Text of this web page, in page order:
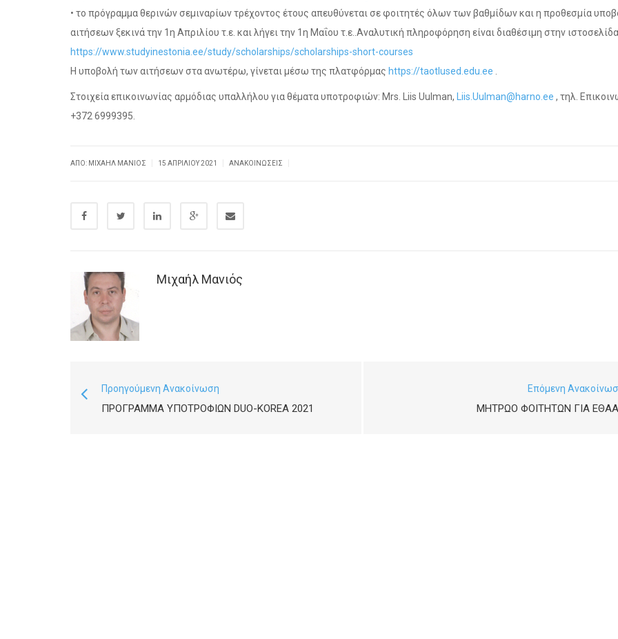
• το πρόγραμμα θερινών σεμιναρίων τρέχοντος έτους απευθύνεται σε φοιτητές όλων των βαθμίδων και η προθεσμία
αιτήσεων ξεκινά την 1η Απριλίου τ.ε. και λήγει την 1η Μαΐου τ.ε..Αναλυτική πληροφόρηση είναι διαθέσιμη στην
https://www.studyinestonia.ee/study/scholarships/scholarships-short-courses
Η υποβολή των αιτήσεων στα ανωτέρω, γίνεται μέσω της πλατφόρμας https://taotlused.edu.ee
Στοιχεία επικοινωνίας αρμόδιας υπαλλήλου για θέματα υποτροφιών: Mrs. Liis Uulman, Liis.Uulman@harno.ee , τηλ.
+372 6999395.
ΑΠΌ: ΜΙΧΑΉΛ ΜΑΝΙΌΣ 15 ΑΠΡΙΛΊΟΥ 2021 ΑΝΑΚΟΙΝΏΣΕΙΣ
Μιχαήλ Μανιός
Προηγούμενη Ανακοίνωση
ΠΡΌΓΡΑΜΜΑ ΥΠΟΤΡΟΦΙΏΝ DUO-KOREA 2021
Επόμενη
ΜΗΤΡΏΟ ΦΟΙΤΗΤΏΝ ΓΙΑ